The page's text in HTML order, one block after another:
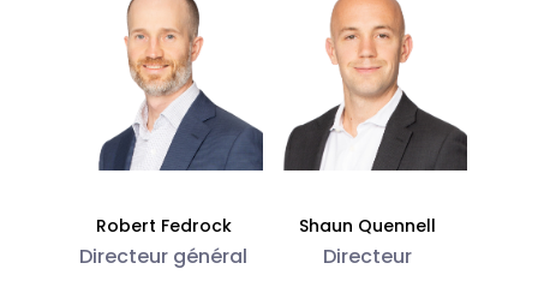
Robert Fedrock
Directeur général
Shaun Quennell
Directeur